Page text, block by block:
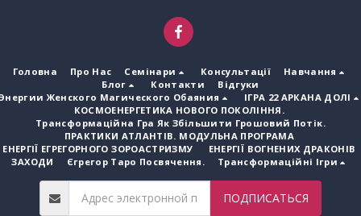
Головна Про Нас Семінари Консультації
Навчання
Блог
Контакти
Відгуки
Женского Магического Обаяния
ІГРА 22 АРКАНА ДОЛІ
КОСМОЕНЕРГЕТИКА НОВОГО ПОКОЛІННЯ.
Трансформаційна Гра Як Збільшити Грошовий Потік.
ПРАКТИКИ АТЛАНТІВ. МОДУЛЬНА ПРОГРАМА
ЕНЕРГІЇ ЕГРЕГОРНОГО ЗОРОАСТРИЗМУ
ЕНЕРГІЇ ВОГНЕНИХ ДРАКОНІВ
ЗАХОДИ
Єгрегор Таро Посвячення. Трансформаційні Ігри
ПОДПИСАТЬСЯ